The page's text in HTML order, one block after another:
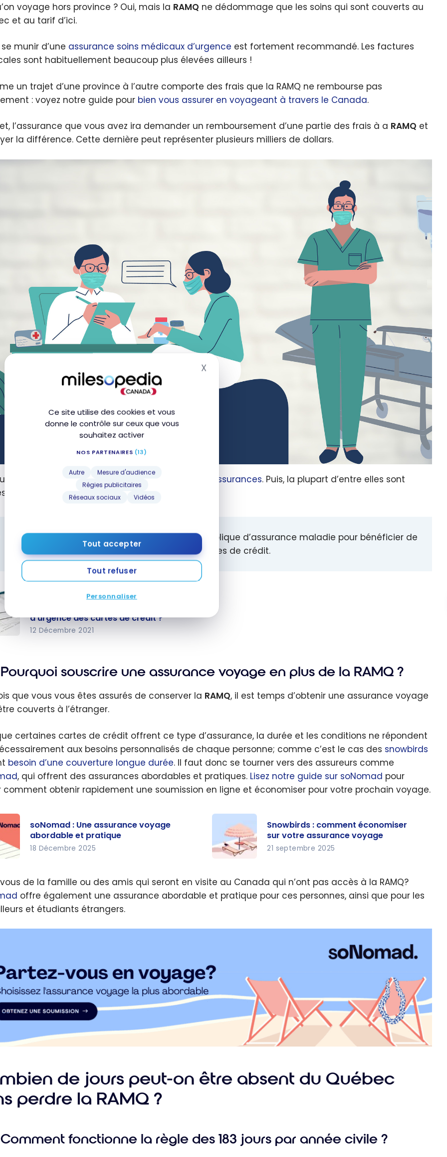
Ce site utilise des cookies et vous
donne le contrôle sur ceux que vous
souhaitez activer
NOS PARTENAIRES (13)
Autre
Mesure d'audience
Régies publicitaires
Réseaux sociaux
Vidéos
Tout accepter
Tout refuser
Personnaliser
XMasquer le bandeau des cookies
voyage hors province ? Oui, mais la RAMQ ne dédommage que les soins qui sont couverts au
et au tarif d’ici.
munir d’une assurance soins médicaux d’urgence est fortement recommandé. Les factures
sont habituellement beaucoup plus élevées ailleurs !
un trajet d’une province à l’autre comporte des frais que la RAMQ ne rembourse pas
: voyez notre guide pour bien vous assurer en voyageant à travers le Canada.
l’assurance que vous avez ira demander un remboursement d’une partie des frais à a RAMQ et
la différence. Cette dernière peut représenter plusieurs milliers de dollars.
cartes de crédit viennent avec d’ excellentes assurances. Puis, la plupart d’entre elles sont
simplement en étant détenteur de la carte.
Il est nécessaire d’être assuré par le régime publique d’assurance maladie pour bénéficier de
l’assurance soins médicaux d’urgence des cartes de crédit.
de
?
Assurances : Comment fonctionne
d’urgence des cartes de crédit ?
12 Décembre 2021
Pourquoi souscrire une assurance voyage en plus de la RAMQ ?
que vous vous êtes assurés de conserver la RAMQ, il est temps d’obtenir une assurance voyage
couverts à l’étranger.
certaines cartes de crédit offrent ce type d’assurance, la durée et les conditions ne répondent
aux besoins personnalisés de chaque personne; comme c’est le cas des snowbirds
besoin d’une couverture longue durée. Il faut donc se tourner vers des assureurs comme
, qui offrent des assurances abordables et pratiques. Lisez notre guide sur soNomad pour
comment obtenir rapidement une soumission en ligne et économiser pour votre prochain voyage.
soNomad : Une assurance voyage
abordable et pratique
18 Décembre 2025
:
comment
votre
Snowbirds : comment économiser
sur votre assurance voyage
21 septembre 2025
de la famille ou des amis qui seront en visite au Canada qui n’ont pas accès à la RAMQ?
offre également une assurance abordable et pratique pour ces personnes, ainsi que pour les
et étudiants étrangers.
de jours peut-on être absent du Québec
perdre la RAMQ ?
Comment fonctionne la règle des 183 jours par année civile ?